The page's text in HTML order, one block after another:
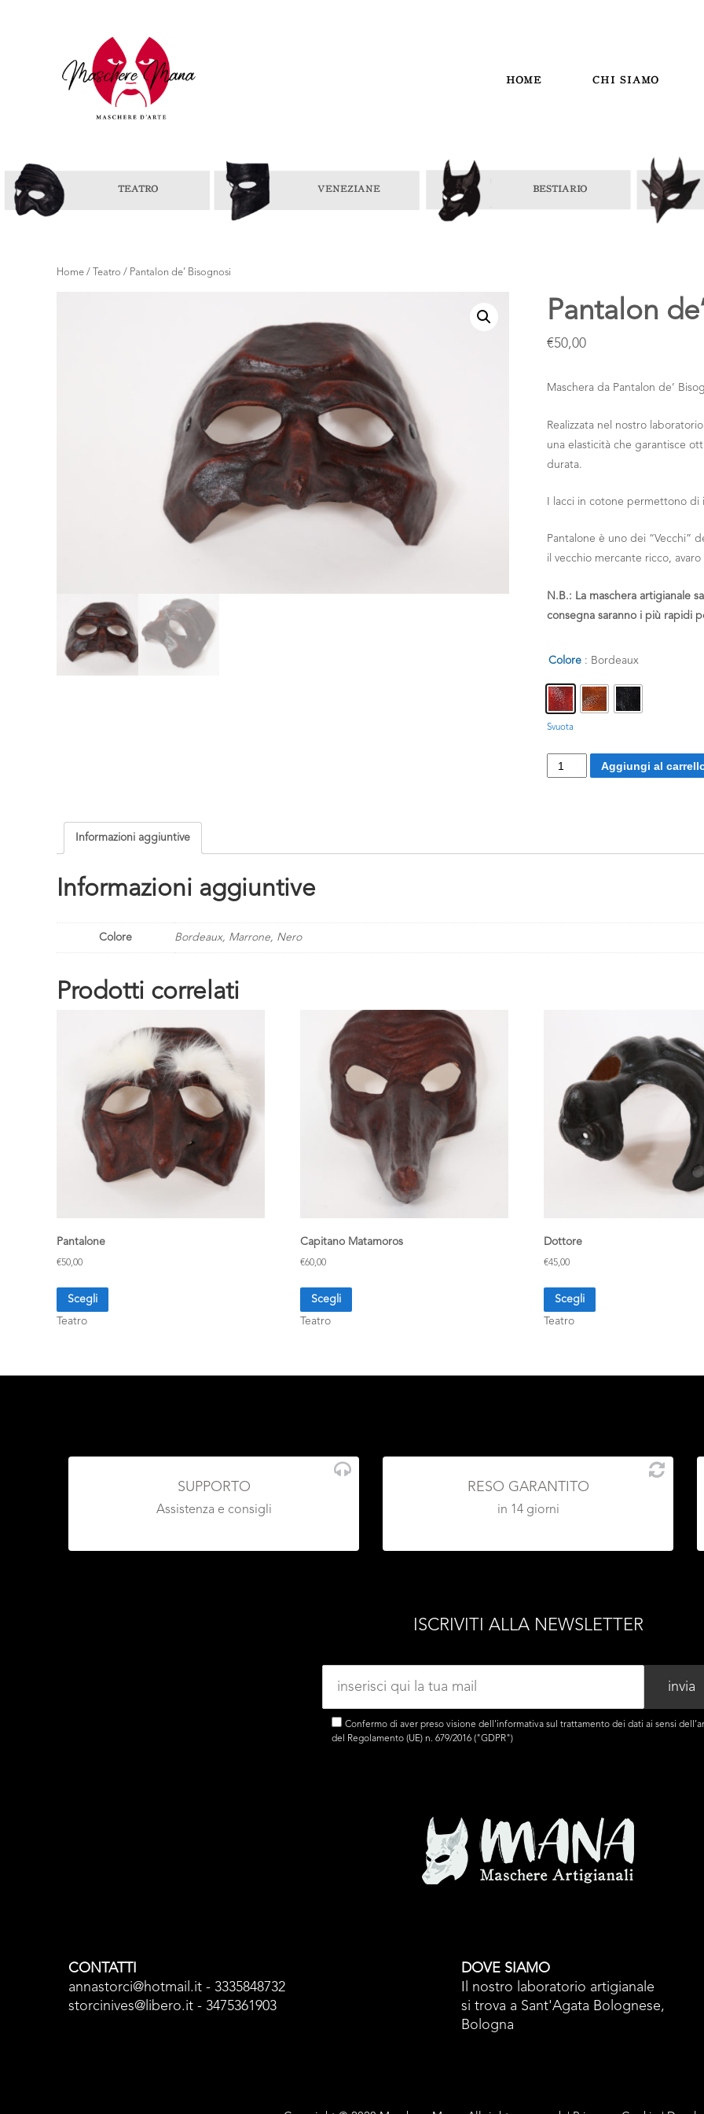
HOME CHI SIAMO
Home / Teatro / Pantalon de’ Bisognosi
Pantalon
€50,00
Maschera da Pantalon de’
Realizzata nel nostro
una elasticità che garantisce
durata.
I lacci in cotone permettono di
Pantalone è uno dei “Vecchi”
il vecchio mercante ricco, avaro
N.B.: La maschera artigianale
consegna saranno i più rapidi
Colore : Bordeaux
Svuota
Pantalon
Aggiungi al
Informazioni aggiuntive
Informazioni aggiuntive
Colore Bordeaux, Marrone, Nero
Prodotti correlati
Pantalone
€50,00
Scegli
Teatro
Capitano Matamoros
€60,00
Scegli
Teatro
Dottore
€45,00
Scegli
Teatro
SUPPORTO
Assistenza e consigli
RESO GARANTITO
in 14 giorni
ISCRIVITI ALLA NEWSLETTER
Confermo di aver preso visione dell'informativa sul trattamento dei dati ai sensi
del Regolamento (UE) n. 679/2016 ("GDPR")
CONTATTI
annastorci@hotmail.it - 3335848732
storcinives@libero.it - 3475361903
DOVE SIAMO
Il nostro laboratorio artigianale
si trova a Sant'Agata Bolognese,
Bologna